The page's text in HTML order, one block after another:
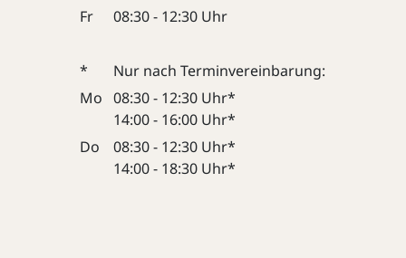
Fr
08:30 - 12:30 Uhr
*
Nur nach Terminvereinbarung:
Mo 08:30 - 12:30 Uhr*
14:00 - 16:00 Uhr*
Do
08:30 - 12:30 Uhr*
14:00 - 18:30 Uhr*